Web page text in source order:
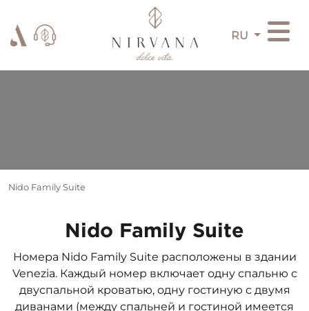
RU
Nido Family Suite
Nido Family Suite
Номера Nido Family Suite расположены в здании
Venezia. Каждый номер включает одну спальню с
двуспальной кроватью, одну гостиную с двумя
диванами (между спальней и гостиной имеется